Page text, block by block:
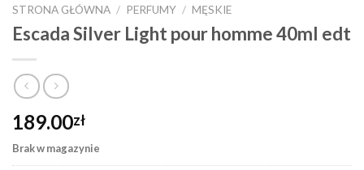
STRONA GŁÓWNA / PERFUMY / MĘSKIE
Escada Silver Light pour homme 40ml edt
189.00zł
Brak w magazynie